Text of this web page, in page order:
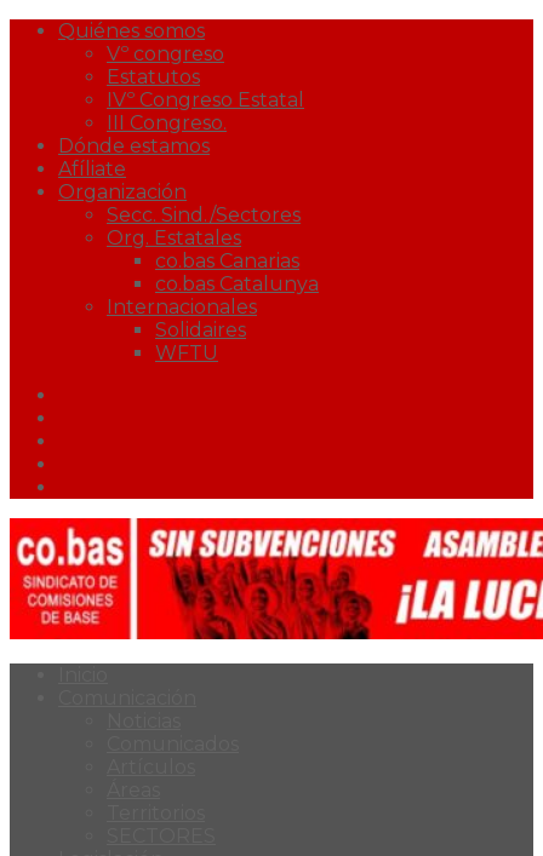
Quiénes somos
Vº congreso
Estatutos
IVº Congreso Estatal
III Congreso.
Dónde estamos
Afíliate
Organización
Secc. Sind./Sectores
Org. Estatales
co.bas Canarias
co.bas Catalunya
Internacionales
Solidaires
WFTU